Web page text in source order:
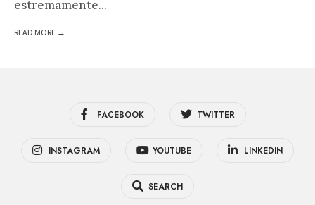
estremamente...
READ MORE →
FACEBOOK TWITTER
INSTAGRAM YOUTUBE LINKEDIN
SEARCH